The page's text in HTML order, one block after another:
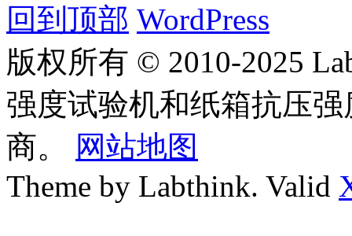
回到顶部 WordPress
版权所有 © 2010-2025
强度试验机和纸箱抗压
商。
网站地图
Theme by Labthink. Valid